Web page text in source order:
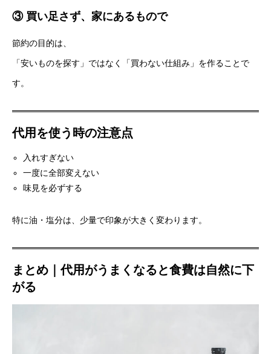
③ 買い足さず、家にあるもので
節約の目的は、
「安いものを探す」ではなく「買わない仕組み」を作ることで
す。
代用を使う時の注意点
入れすぎない
一度に全部変えない
味見を必ずする
特に油・塩分は、少量で印象が大きく変わります。
まとめ｜代用がうまくなると食費は自然に下
がる